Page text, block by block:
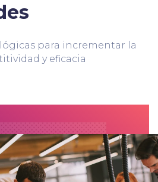
para incrementar la
y eficacia